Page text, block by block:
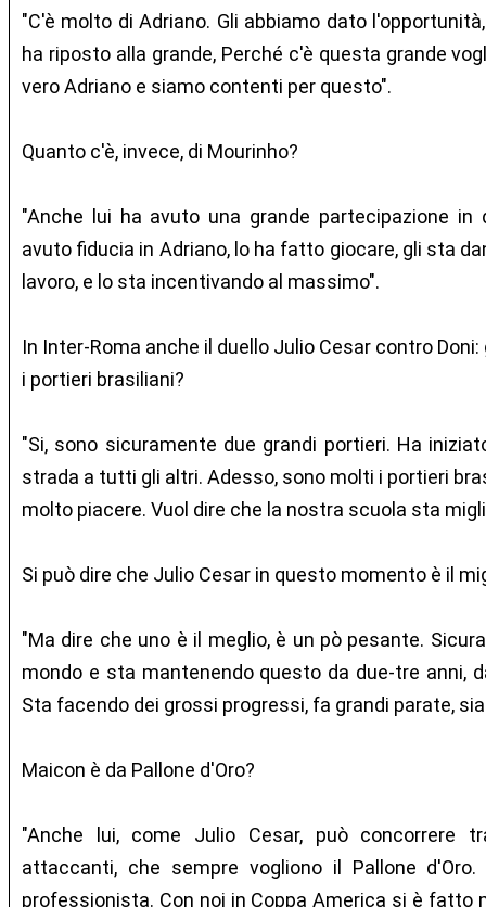
"C'è molto di Adriano. Gli abbiamo dato
ha riposto alla grande, Perché c'è questa grande
vero Adriano e siamo contenti per questo".
Quanto c'è, invece, di Mourinho?
"Anche lui ha avuto una grande partecipazione in
avuto fiducia in Adriano, lo ha fatto giocare, gli sta
lavoro, e lo sta incentivando al massimo".
In Inter-Roma anche il duello Julio Cesar contro
i portieri brasiliani?
"Si, sono sicuramente due grandi portieri. Ha
strada a tutti gli altri. Adesso, sono molti i portieri
molto piacere. Vuol dire che la nostra scuola sta
Si può dire che Julio Cesar in questo momento è il
"Ma dire che uno è il meglio, è un pò pesante.
mondo e sta mantenendo questo da due-tre anni,
Sta facendo dei grossi progressi, fa grandi parate,
Maicon è da Pallone d'Oro?
"Anche lui, come Julio Cesar, può concorrere
attaccanti, che sempre vogliono il Pallone
professionista. Con noi in Coppa America si è fatto